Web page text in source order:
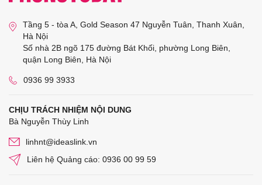
Tầng 5 - tòa A, Gold Season 47 Nguyễn Tuân, Thanh Xuân,
Hà Nội
Số nhà 2B ngõ 175 đường Bát Khối, phường Long Biên,
quận Long Biên, Hà Nội
0936 99 3933
CHỊU TRÁCH NHIỆM NỘI DUNG
Bà Nguyễn Thùy Linh
linhnt@ideaslink.vn
Liên hệ Quảng cáo: 0936 00 99 59